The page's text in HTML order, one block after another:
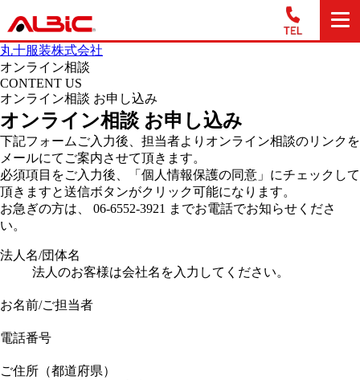
丸十服装株式会社
オンライン相談
CONTENT US
オンライン相談 お申し込み
オンライン相談 お申し込み
下記フォームご入力後、担当者よりオンライン相談のリンクを
メールにてご案内させて頂きます。
必須項目をご入力後、「個人情報保護の同意」にチェックして
頂きますと送信ボタンがクリック可能になります。
お急ぎの方は、 06-6552-3921 までお電話でお知らせくださ
い。
法人名/団体名
法人のお客様は会社名を入力してください。
お名前/ご担当者
電話番号
ご住所（都道府県）